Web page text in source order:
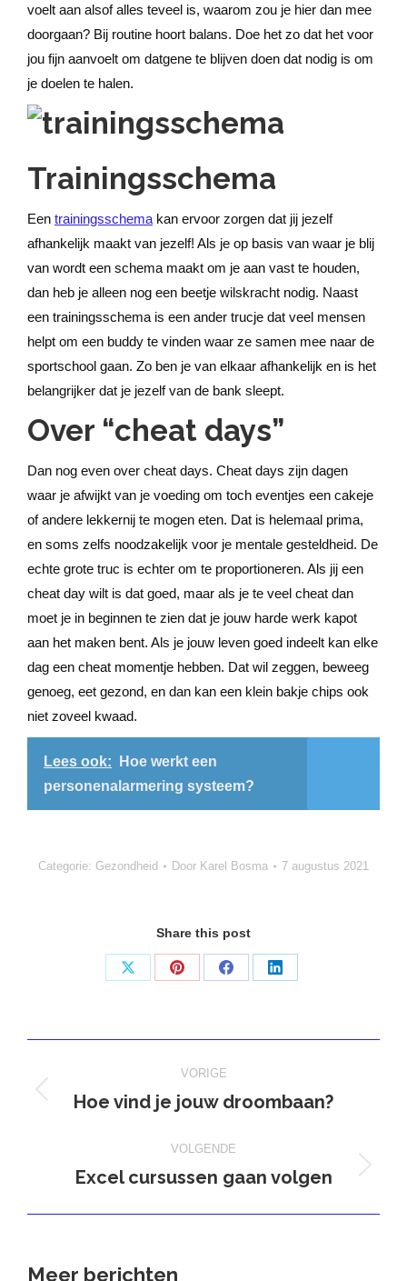
voelt aan alsof alles teveel is, waarom zou je hier dan mee
doorgaan? Bij routine hoort balans. Doe het zo dat het voor
jou fijn aanvoelt om datgene te blijven doen dat nodig is om
je doelen te halen.
Trainingsschema
Een trainingsschema kan ervoor zorgen dat jij jezelf
afhankelijk maakt van jezelf! Als je op basis van waar je blij
van wordt een schema maakt om je aan vast te houden,
dan heb je alleen nog een beetje wilskracht nodig. Naast
een trainingsschema is een ander trucje dat veel mensen
helpt om een buddy te vinden waar ze samen mee naar de
sportschool gaan. Zo ben je van elkaar afhankelijk en is het
belangrijker dat je jezelf van de bank sleept.
Over “cheat days”
Dan nog even over cheat days. Cheat days zijn dagen
waar je afwijkt van je voeding om toch eventjes een cakeje
of andere lekkernij te mogen eten. Dat is helemaal prima,
en soms zelfs noodzakelijk voor je mentale gesteldheid. De
echte grote truc is echter om te proportioneren. Als jij een
cheat day wilt is dat goed, maar als je te veel cheat dan
moet je in beginnen te zien dat je jouw harde werk kapot
aan het maken bent. Als je jouw leven goed indeelt kan elke
dag een cheat momentje hebben. Dat wil zeggen, beweeg
genoeg, eet gezond, en dan kan een klein bakje chips ook
niet zoveel kwaad.
Lees ook:
Hoe werkt een
personenalarmering systeem?
Categorie: Gezondheid Door Karel Bosma 7 augustus 2021
Share this post
Deel
Deel
Deel
Deel
navigatie
VORIGE
Vorig
Hoe vind je jouw droombaan?
VOLGENDE
Volgend
Excel cursussen gaan volgen
Meer berichten